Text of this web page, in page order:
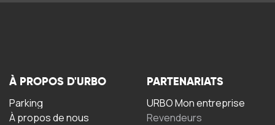
À PROPOS D'URBO
Parking
À propos de nous
PARTENARIATS
URBO Mon entreprise
Revendeurs